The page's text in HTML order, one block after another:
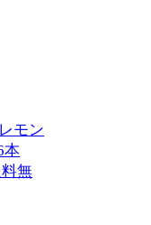
モン
本
無